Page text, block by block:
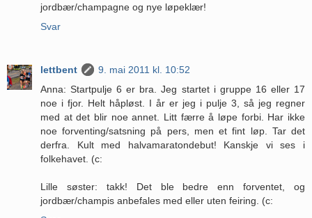
jordbær/champagne og nye løpeklær!
Svar
lettbent
9. mai 2011 kl. 10:52
Anna: Startpulje 6 er bra. Jeg startet i gruppe 16 eller 17
noe i fjor. Helt håpløst. I år er jeg i pulje 3, så jeg regner
med at det blir noe annet. Litt færre å løpe forbi. Har ikke
noe forventing/satsning på pers, men et fint løp. Tar det
derfra. Kult med halvamaratondebut! Kanskje vi ses i
folkehavet. (c:
Lille søster: takk! Det ble bedre enn forventet, og
jordbær/champis anbefales med eller uten feiring. (c: